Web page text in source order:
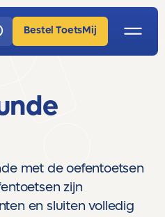
Bestel ToetsMij
met de oefentoetsen
zijn
en sluiten volledig